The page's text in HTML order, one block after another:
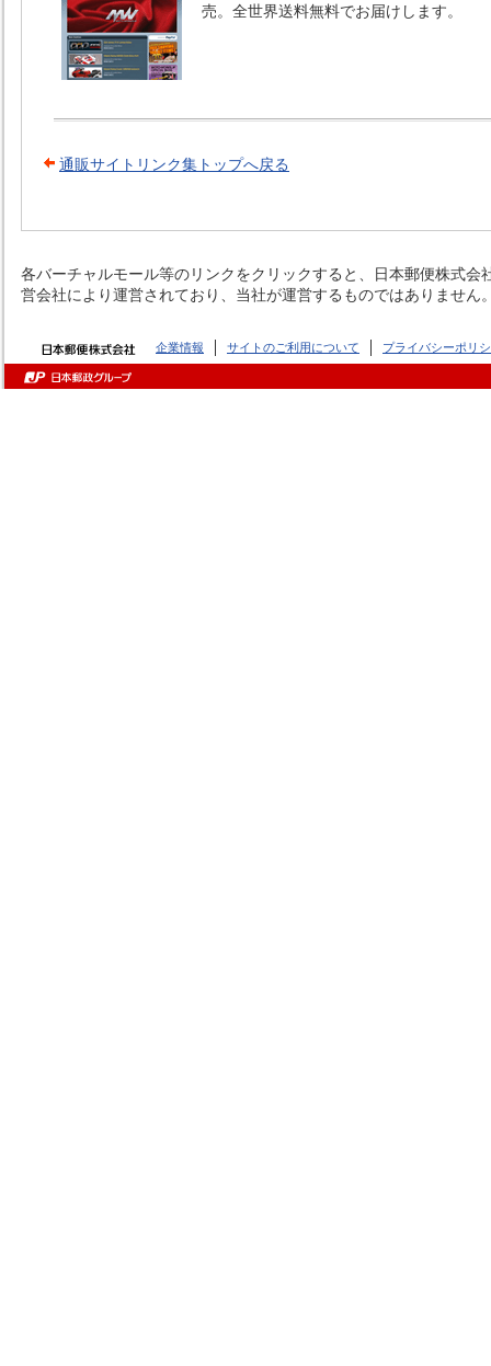
売。全世界送料無料でお届けします。
通販サイトリンク集トップへ戻る
各バーチャルモール等のリンクをクリックすると、日本郵便株式
営会社により運営されており、当社が運営するものではありません
企業情報 サイトのご利用について プライバシーポリ